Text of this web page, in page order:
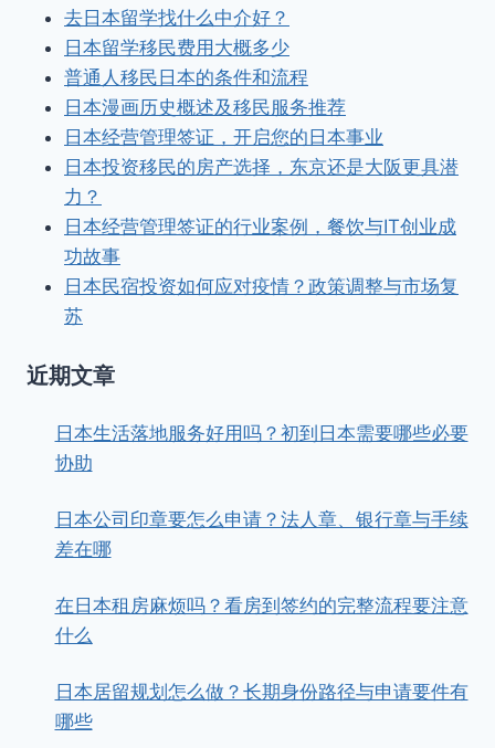
去日本留学找什么中介好？
日本留学移民费用大概多少
普通人移民日本的条件和流程
日本漫画历史概述及移民服务推荐
日本经营管理签证，开启您的日本事业
日本投资移民的房产选择，东京还是大阪更具潜
力？
日本经营管理签证的行业案例，餐饮与IT创业成
功故事
日本民宿投资如何应对疫情？政策调整与市场复
苏
近期文章
日本生活落地服务好用吗？初到日本需要哪些必要
协助
日本公司印章要怎么申请？法人章、银行章与手续
差在哪
在日本租房麻烦吗？看房到签约的完整流程要注意
什么
日本居留规划怎么做？长期身份路径与申请要件有
哪些